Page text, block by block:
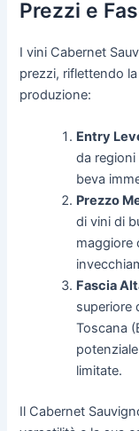
Prezzi e
I vini Cabernet
prezzi, riflettendo
produzione:
Entry
da regioni
beva
Prezzo
di vini di
maggiore
Fascia
superiore
Toscana
limitate.
Il Cabernet